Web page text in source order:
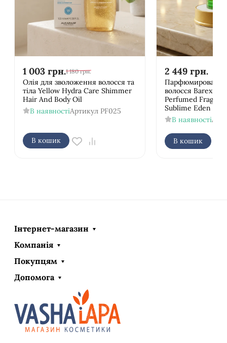
1 003 грн.1 180 грн.
Олія для зволоження волосся та
тіла Yellow Hydra Care Shimmer
Hair And Body Oil
В наявностіАртикул PF025
В кошик
2 449 грн.
волосся Barex
Perfumed
Sublime Eden
В наявності
В кошик
Інтернет-магазин
Компанія
Покупцям
Допомога